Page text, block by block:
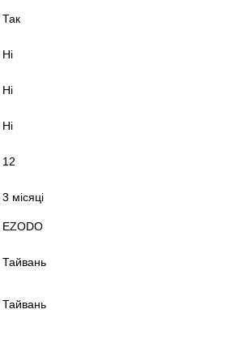
Так
Ні
Ні
Ні
12
3 місяці
EZODO
Тайвань
Тайвань